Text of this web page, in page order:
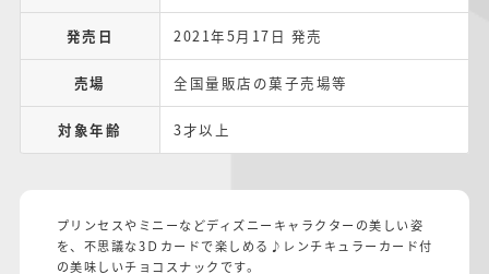
発売日 2021年5月17日 発売
売場 全国量販店の菓子売場等
対象年齢 3才以上
プリンセスやミニーなどディズニーキャラクターの美しい姿
を、不思議な3Ｄカードで楽しめる♪レンチキュラーカード付
の美味しいチョコスナックです。